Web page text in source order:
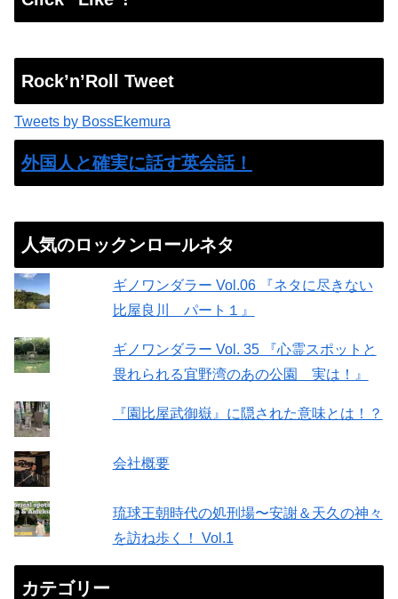
Rock’n’Roll Tweet
Tweets by BossEkemura
外国人と確実に話す英会話！
人気のロックンロールネタ
ギノワンダラー Vol.06 『ネタに尽きない
比屋良川 パート１』
ギノワンダラー Vol. 35 『心霊スポットと
畏れられる宜野湾のあの公園 実は！』
『園比屋武御嶽』に隠された意味とは！？
会社概要
琉球王朝時代の処刑場〜安謝＆天久の神々
を訪ね歩く！ Vol.1
カテゴリー